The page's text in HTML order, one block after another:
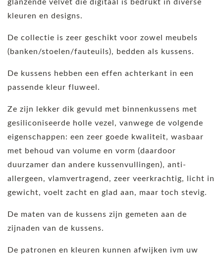
glanzende velvet die digitaal is bedrukt in diverse
kleuren en designs.
De collectie is zeer geschikt voor zowel meubels
(banken/stoelen/fauteuils), bedden als kussens.
De kussens hebben een effen achterkant in een
passende kleur fluweel.
Ze zijn lekker dik gevuld met binnenkussens met
gesiliconiseerde holle vezel, vanwege de volgende
eigenschappen: een zeer goede kwaliteit, wasbaar
met behoud van volume en vorm (daardoor
duurzamer dan andere kussenvullingen), anti-
allergeen, vlamvertragend, zeer veerkrachtig, licht in
gewicht, voelt zacht en glad aan, maar toch stevig.
De maten van de kussens zijn gemeten aan de
zijnaden van de kussens.
De patronen en kleuren kunnen afwijken ivm uw